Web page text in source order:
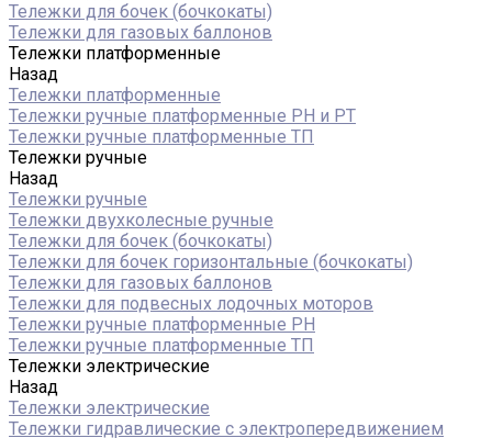
Тележки для бочек (бочкокаты)
Тележки для газовых баллонов
Тележки платформенные
Назад
Тележки платформенные
Тележки ручные платформенные PH и PT
Тележки ручные платформенные ТП
Тележки ручные
Назад
Тележки ручные
Тележки двухколесные ручные
Тележки для бочек (бочкокаты)
Тележки для бочек горизонтальные (бочкокаты)
Тележки для газовых баллонов
Тележки для подвесных лодочных моторов
Тележки ручные платформенные PH
Тележки ручные платформенные ТП
Тележки электрические
Назад
Тележки электрические
Тележки гидравлические с электропередвижением